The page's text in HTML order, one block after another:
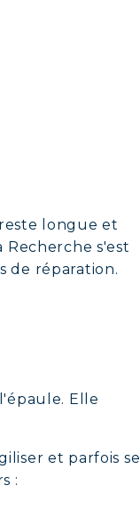
longue et
Recherche s'est
de réparation.
Elle
et parfois se
: